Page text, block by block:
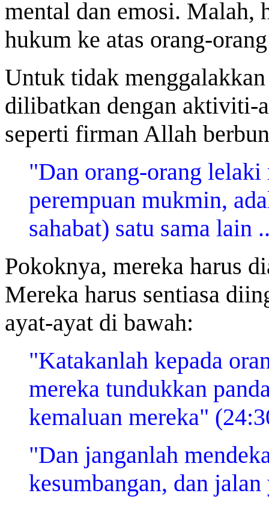
mental dan emosi. Malah,
hukum ke atas orang-
Untuk tidak
dilibatkan dengan aktiviti-
seperti firman Allah
"Dan orang-orang
perempuan mukmin,
sahabat) satu sama lain
Pokoknya, mereka harus
Mereka harus sentiasa
ayat-ayat di bawah:
"Katakanlah kepada
mereka tundukkan
kemaluan mereka"
"Dan janganlah
kesumbangan, dan